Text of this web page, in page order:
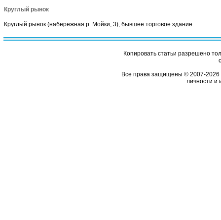
Круглый рынок
Круглый рынок (набережная р. Мойки, 3), бывшее торговое здание.
Копировать статьи разрешено
Все права защищены © 2007-2026
личности и